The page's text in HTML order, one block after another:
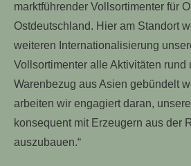
marktführender Vollsortimenter für
Ostdeutschland. Hier am Standort
weiteren Internationalisierung
Vollsortimenter alle Aktivitäten rund
Warenbezug aus Asien gebündelt
arbeiten wir engagiert daran,
konsequent mit Erzeugern aus der
auszubauen.“